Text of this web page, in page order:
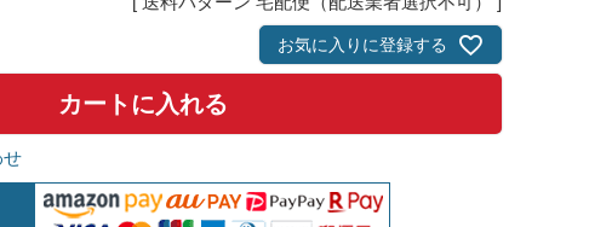
お気に入りに登録する
カートに入れる
せ